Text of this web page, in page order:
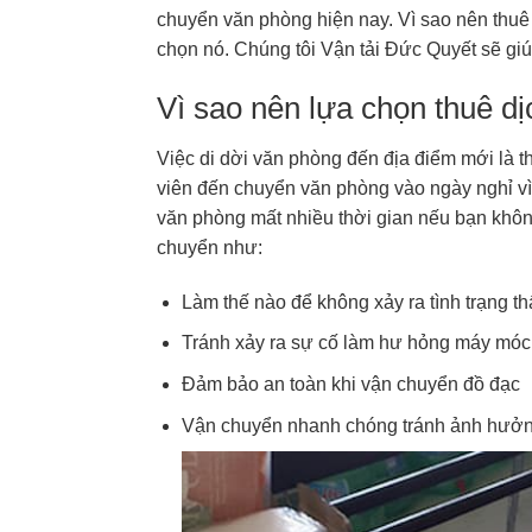
chuyển văn phòng hiện nay. Vì sao nên
chọn nó. Chúng tôi Vận tải Đức Quyết sẽ
Vì sao nên lựa chọn thuê
Việc di dời văn phòng đến địa điểm mới là
viên đến chuyển văn phòng vào ngày nghỉ
văn phòng mất nhiều thời gian nếu bạn
chuyển như:
Làm thế nào để không xảy ra tình trạng
Tránh xảy ra sự cố làm hư hỏng máy
Đảm bảo an toàn khi vận chuyển đồ đạc
Vận chuyển nhanh chóng tránh ảnh